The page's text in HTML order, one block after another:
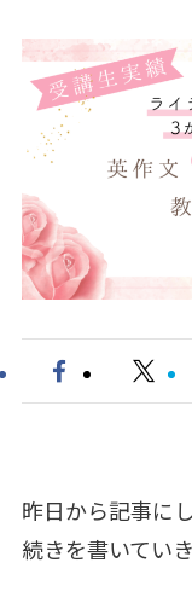
昨日から記事に
続きを書いていき